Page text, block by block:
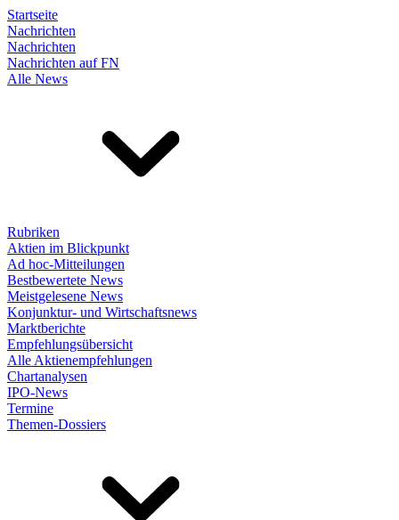
Startseite
Nachrichten
Nachrichten
Nachrichten auf FN
Alle News
Rubriken
Aktien im Blickpunkt
Ad hoc-Mitteilungen
Bestbewertete News
Meistgelesene News
Konjunktur- und Wirtschaftsnews
Marktberichte
Empfehlungsübersicht
Alle Aktienempfehlungen
Chartanalysen
IPO-News
Termine
Themen-Dossiers